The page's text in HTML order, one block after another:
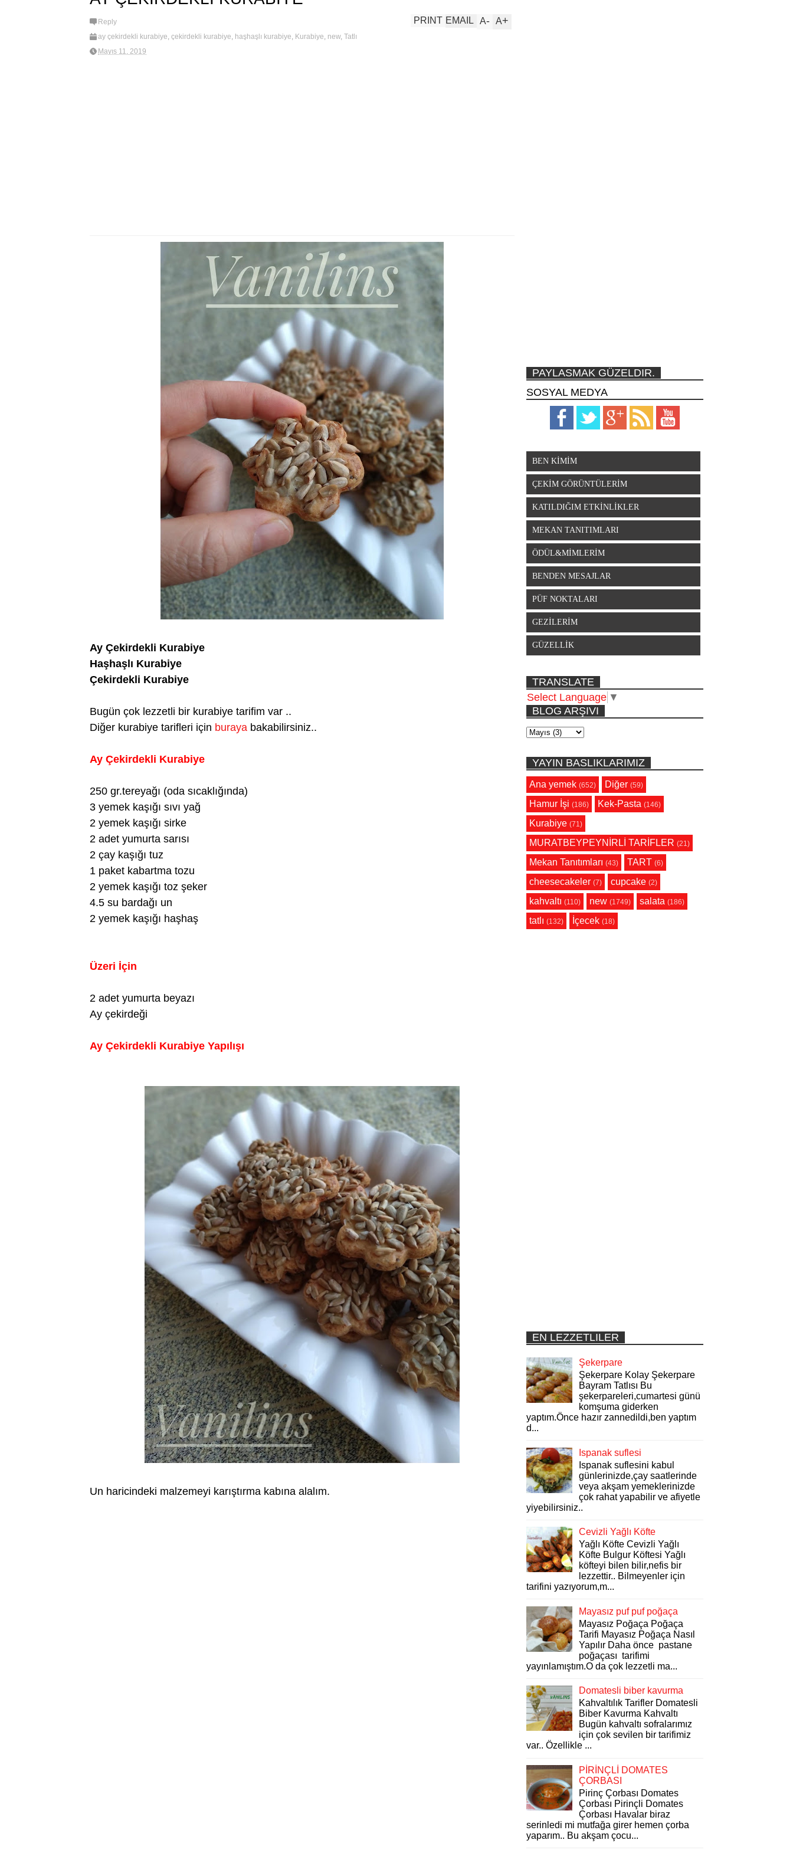
Reply
ay çekirdekli kurabiye, çekirdekli kurabiye, haşhaşlı kurabiye, Kurabiye, new, Tatlı
Mayıs 11, 2019
A+
A-
EMAIL
PRINT
Ay Çekirdekli Kurabiye
Haşhaşlı Kurabiye
Çekirdekli Kurabiye
Bugün çok lezzetli bir kurabiye tarifim var ..
Diğer kurabiye tarifleri için buraya bakabilirsiniz..
Ay Çekirdekli Kurabiye
250 gr.tereyağı (oda sıcaklığında)
3 yemek kaşığı sıvı yağ
2 yemek kaşığı sirke
2 adet yumurta sarısı
2 çay kaşığı tuz
1 paket kabartma tozu
2 yemek kaşığı toz şeker
4.5 su bardağı un
2 yemek kaşığı haşhaş
Üzeri İçin
2 adet yumurta beyazı
Ay çekirdeği
Ay Çekirdekli Kurabiye Yapılışı
Un haricindeki malzemeyi karıştırma kabına alalım.
PAYLASMAK GÜZELDIR.
SOSYAL MEDYA
BEN KİMİM
ÇEKİM GÖRÜNTÜLERİM
KATILDIĞIM ETKİNLİKLER
MEKAN TANITIMLARI
ÖDÜL&MİMLERİM
BENDEN MESAJLAR
PÜF NOKTALARI
GEZİLERİM
GÜZELLİK
TRANSLATE
Select Language ▼
BLOG ARŞIVI
YAYIN BASLIKLARIMIZ
Ana yemek (652) Diğer (59)
Hamur İşi (186) Kek-Pasta (146)
Kurabiye (71)
MURATBEYPEYNİRLİ TARİFLER (21)
Mekan Tanıtımları (43) TART (6)
cheesecakeler (7) cupcake (2)
kahvaltı (110) new (1749) salata (186)
tatlı (132) İçecek (18)
EN LEZZETLILER
Şekerpare
Şekerpare Kolay Şekerpare
Bayram Tatlısı Bu
şekerpareleri,cumartesi günü
komşuma giderken
yaptım.Önce hazır zannedildi,ben yaptım
d...
Ispanak suflesi
Ispanak suflesini kabul
günlerinizde,çay saatlerinde
veya akşam yemeklerinizde
çok rahat yapabilir ve afiyetle
yiyebilirsiniz..
Cevizli Yağlı Köfte
Yağlı Köfte Cevizli Yağlı
Köfte Bulgur Köftesi Yağlı
köfteyi bilen bilir,nefis bir
lezzettir.. Bilmeyenler için
tarifini yazıyorum,m...
Mayasız puf puf poğaça
Mayasız Poğaça Poğaça
Tarifi Mayasız Poğaça Nasıl
Yapılır Daha önce pastane
poğaçası tarifimi
yayınlamıştım.O da çok lezzetli ma...
Domatesli biber kavurma
Kahvaltılık Tarifler Domatesli
Biber Kavurma Kahvaltı
Bugün kahvaltı sofralarımız
için çok sevilen bir tarifimiz
var.. Özellikle ...
PİRİNÇLİ DOMATES
ÇORBASI
Pirinç Çorbası Domates
Çorbası Pirinçli Domates
Çorbası Havalar biraz
serinledi mi mutfağa girer hemen çorba
yaparım.. Bu akşam çocu...